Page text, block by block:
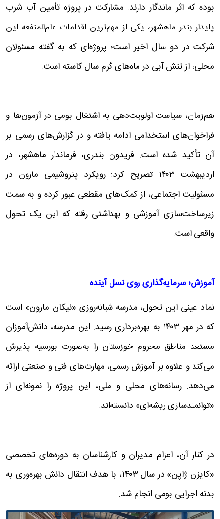
بوده که اثر ماندگار دارند. مشارکت در پروژه تأمین آب شرب
پایدار بندر ماهشهر، یکی از مهم‌ترین اقدامات عام‌المنفعه این
شرکت در دو سال اخیر است؛ پروژه‌ای که به گفته مسئولان
محلی، از تنش آبی در ماه‌های گرم سال کاسته است.
هم‌زمان، سیاست اولویت‌دهی به اشتغال بومی در آزمون‌ها و
فراخوان‌های استخدامی ادامه یافته و در گزارش‌های رسمی بر
آن تأکید شده است. فریدون بندری، فرماندار ماهشهر، در
اردیبهشت ۱۴۰۳ تصریح کرد: رویکرد پتروشیمی مارون در
مسئولیت اجتماعی، از کمک‌های مقطعی عبور کرده و به سمت
زیرساخت‌سازی آموزشی و بهداشتی رفته که این یک تحول
واقعی است.
آموزش؛ سرمایه‌گذاری روی نسل آینده
نماد عینی این تحول، مدرسه شبانه‌روزی «نیکان مارون» است
که در مهر ۱۴۰۳ به بهره‌برداری رسید. این مدرسه، دانش‌آموزان
مستعد مناطق محروم خوزستان را به‌صورت بورسیه پذیرش
می‌کند و علاوه بر آموزش رسمی، مهارت‌های فنی و صنعتی ارائه
می‌دهد. رسانه‌های محلی و ملی، این پروژه را نمونه‌ای از
«توانمندسازی ریشه‌ای» دانسته‌اند.
در کنار آن، اعزام مدیران و کارشناسان به دوره‌های تخصصی
«کایزن ژاپن» در سال ۱۴۰۳، با هدف انتقال دانش بهره‌وری به
بدنه اجرایی بومی انجام شد.